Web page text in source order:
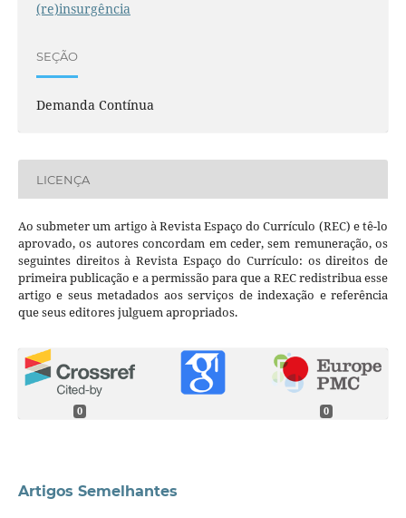
(re)insurgência
SEÇÃO
Demanda Contínua
LICENÇA
Ao submeter um artigo à Revista Espaço do Currículo (REC) e tê-lo
aprovado, os autores concordam em ceder, sem remuneração, os
seguintes direitos à Revista Espaço do Currículo: os direitos de
primeira publicação e a permissão para que a REC redistribua esse
artigo e seus metadados aos serviços de indexação e referência
que seus editores julguem apropriados.
0 0
Artigos Semelhantes